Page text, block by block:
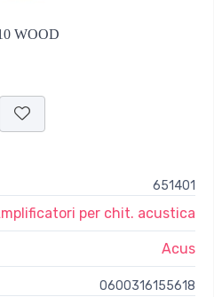
WOOD
651401
per chit. acustica
Acus
0600316155618